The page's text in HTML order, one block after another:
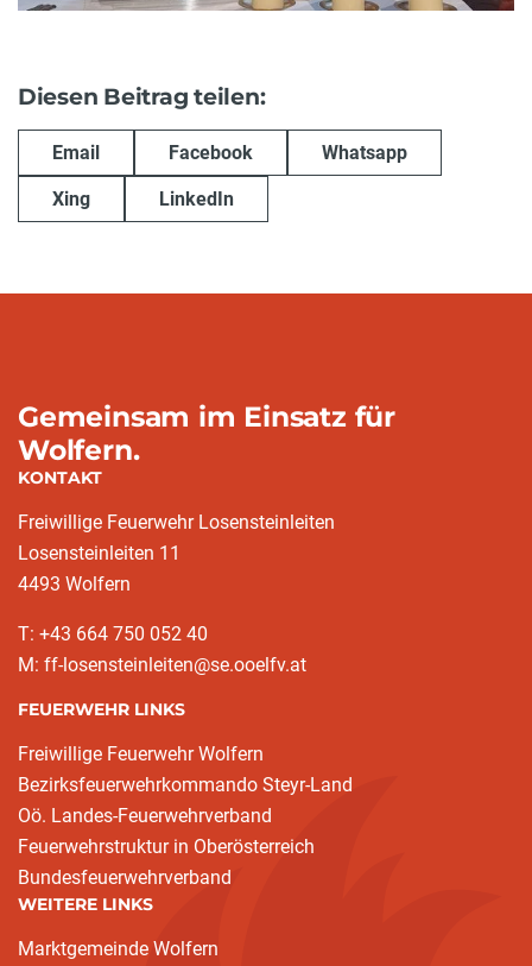
Diesen Beitrag teilen:
Email Facebook Whatsapp
Xing LinkedIn
Gemeinsam im Einsatz für
Wolfern.
KONTAKT
Freiwillige Feuerwehr Losensteinleiten
Losensteinleiten 11
4493 Wolfern
T: +43 664 750 052 40
M: ff-losensteinleiten@se.ooelfv.at
FEUERWEHR LINKS
Freiwillige Feuerwehr Wolfern
Bezirksfeuerwehrkommando Steyr-Land
Oö. Landes-Feuerwehrverband
Feuerwehrstruktur in Oberösterreich
Bundesfeuerwehrverband
WEITERE LINKS
Marktgemeinde Wolfern